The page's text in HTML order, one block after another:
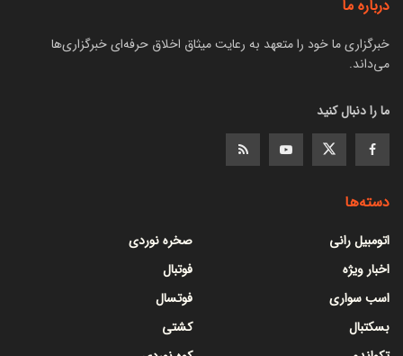
درباره ما
خبرگزاری ما خود را متعهد به رعایت میثاق اخلاق حرفه‌ای خبرگزاری‌ها
می‌داند.
ما را دنبال کنید
دسته‌ها
اتومبیل رانی
اخبار ویژه
اسب سواری
بسکتبال
صخره نوردی
فوتبال
فوتسال
کشتی